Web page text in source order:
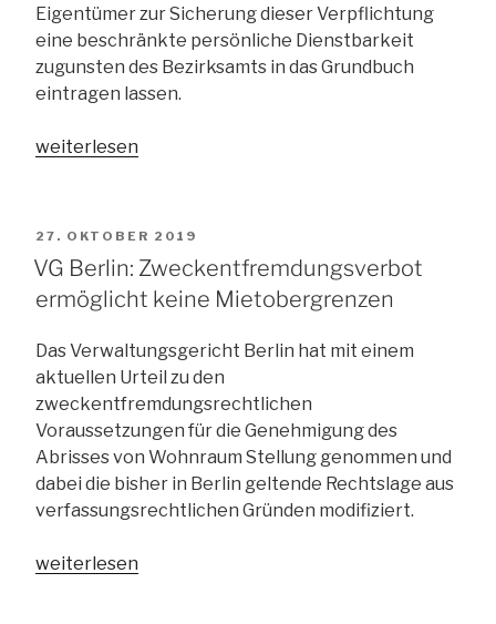
Eigentümer zur Sicherung dieser Verpflichtung
eine beschränkte persönliche Dienstbarkeit
zugunsten des Bezirksamts in das Grundbuch
eintragen lassen.
„VG
Mietobergrenzen
enthalten“
weiterlesen
VERÖFFENTLICHT
AM
27. OKTOBER 2019
VG Berlin: Zweckentfremdungsverbot
ermöglicht keine Mietobergrenzen
Das Verwaltungsgericht Berlin hat mit einem
aktuellen Urteil zu den
zweckentfremdungsrechtlichen
Voraussetzungen für die Genehmigung des
Abrisses von Wohnraum Stellung genommen und
dabei die bisher in Berlin geltende Rechtslage aus
verfassungsrechtlichen Gründen modifiziert.
„VG
weiterlesen